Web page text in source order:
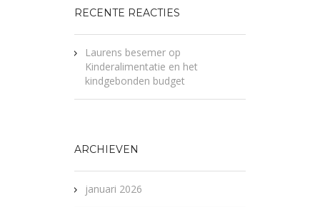
RECENTE REACTIES
Laurens besemer op
Kinderalimentatie en het
kindgebonden budget
ARCHIEVEN
januari 2026